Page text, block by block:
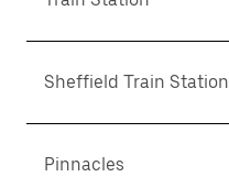
Sheffield Train Station
Pinnacles